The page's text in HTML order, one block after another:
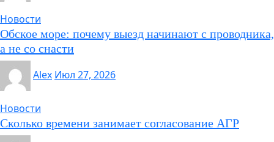
Новости
Обское море: почему выезд начинают с проводника,
а не со снасти
Alex Июл 27, 2026
Новости
Сколько времени занимает согласование АГР